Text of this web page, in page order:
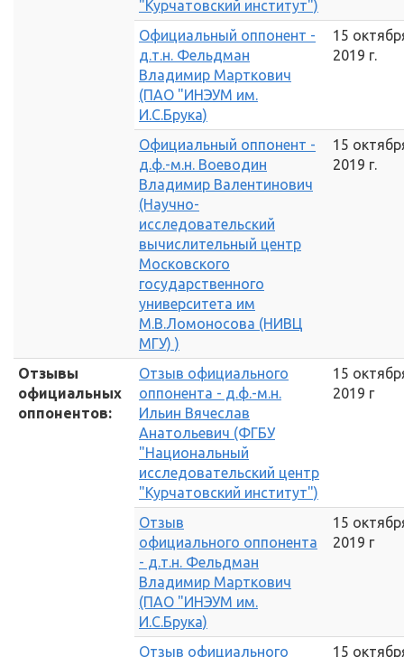
"Курчатовский институт")
Официальный оппонент -
д.т.н. Фельдман
Владимир Марткович
(ПАО "ИНЭУМ им.
И.С.Брука)
15
2019 г.
Официальный оппонент -
д.ф.-м.н. Воеводин
Владимир Валентинович
(Научно-
исследовательский
вычислительный центр
Московского
государственного
университета им
М.В.Ломоносова (НИВЦ
МГУ) )
15
2019 г.
Отзывы
официальных
оппонентов:
Отзыв официального
оппонента - д.ф.-м.н.
Ильин Вячеслав
Анатольевич (ФГБУ
"Национальный
исследовательский центр
"Курчатовский институт")
15
2019 г
Отзыв
официального оппонента
- д.т.н. Фельдман
Владимир Марткович
(ПАО "ИНЭУМ им.
И.С.Брука)
15
2019 г
Отзыв официального
15